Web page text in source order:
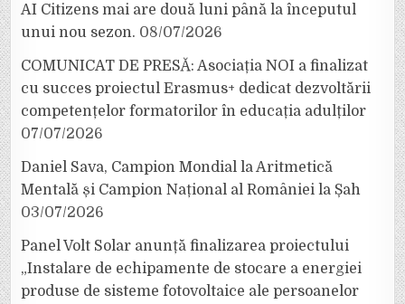
AI Citizens mai are două luni până la începutul
unui nou sezon. 08/07/2026
COMUNICAT DE PRESĂ: Asociația NOI a finalizat
cu succes proiectul Erasmus+ dedicat dezvoltării
competențelor formatorilor în educația adulților
07/07/2026
Daniel Sava, Campion Mondial la Aritmetică
Mentală și Campion Național al României la Șah
03/07/2026
Panel Volt Solar anunță finalizarea proiectului
„Instalare de echipamente de stocare a energiei
produse de sisteme fotovoltaice ale persoanelor